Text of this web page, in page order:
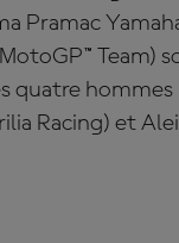
Pramac
Team)
quatre hommes
Racing) et